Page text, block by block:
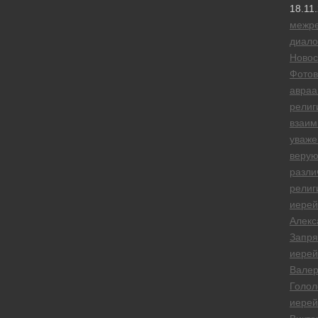
иерей
иерей
иерей